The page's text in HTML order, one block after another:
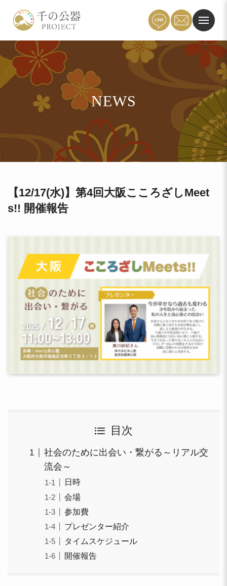
NEWS
【12/17(水)】第4回大阪こころざしMeet
s!! 開催報告
目次
社会のために出会い・繋がる～リアル交
流会～
日時
会場
参加費
プレゼンター紹介
タイムスケジュール
開催報告